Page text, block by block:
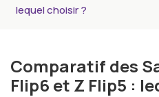
lequel choisir ?
Comparatif des
Flip6 et Z Flip5 :